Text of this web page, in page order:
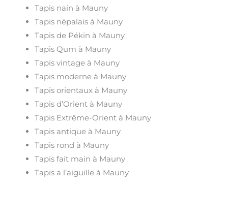
Tapis nain à Mauny
Tapis népalais à Mauny
Tapis de Pékin à Mauny
Tapis Qum à Mauny
Tapis vintage à Mauny
Tapis moderne à Mauny
Tapis orientaux à Mauny
Tapis d’Orient à Mauny
Tapis Extrême-Orient à Mauny
Tapis antique à Mauny
Tapis rond à Mauny
Tapis fait main à Mauny
Tapis a l’aiguille à Mauny